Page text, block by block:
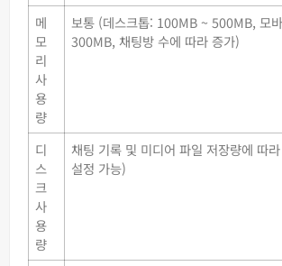
메
모
리
사
용
량
보통 (데스크톱: 100MB ~ 500MB, 모
300MB, 채팅방 수에 따라 증가)
디
스
크
사
용
량
채팅 기록 및 미디어 파일 저장량에 따
설정 가능)